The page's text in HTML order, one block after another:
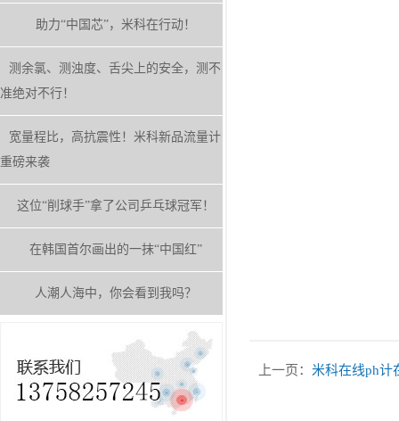
助力“中国芯”，米科在行动！
测余氯、测浊度、舌尖上的安全，测不
准绝对不行！
宽量程比，高抗震性！米科新品流量计
重磅来袭
这位“削球手”拿了公司乒乓球冠军！
在韩国首尔画出的一抹“中国红”
人潮人海中，你会看到我吗？
上一页： 米科在线ph计